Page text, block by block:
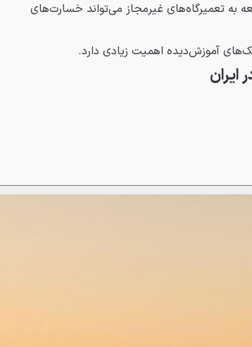
تعمیرگاه‌های غیرمجاز می‌تواند خسارت‌های
آموزش‌دیده اهمیت زیادی دارد.